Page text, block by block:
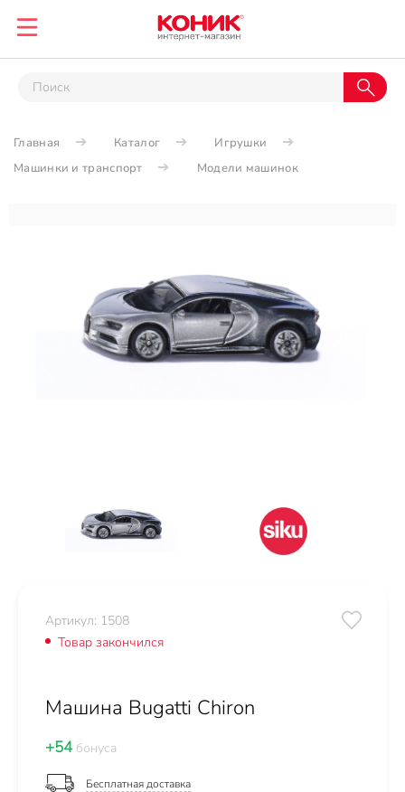
Главная Каталог
Игрушки
Машинки и транспорт
Модели машинок
Артикул: 1508
Товар закончился
Машина Bugatti Chiron
+54бонуса
Бесплатная доставка